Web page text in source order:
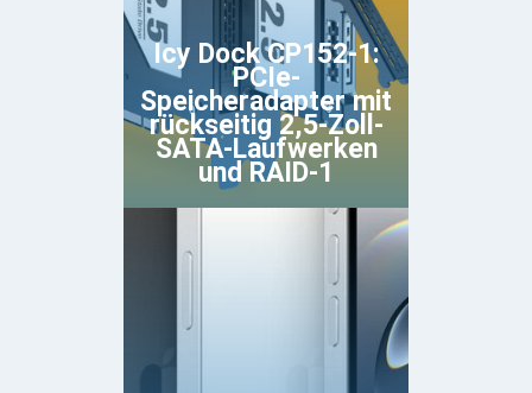
Icy Dock CP152-1:
PCIe-
Speicheradapter mit
rückseitig 2,5-Zoll-
SATA-Laufwerken
und RAID-1